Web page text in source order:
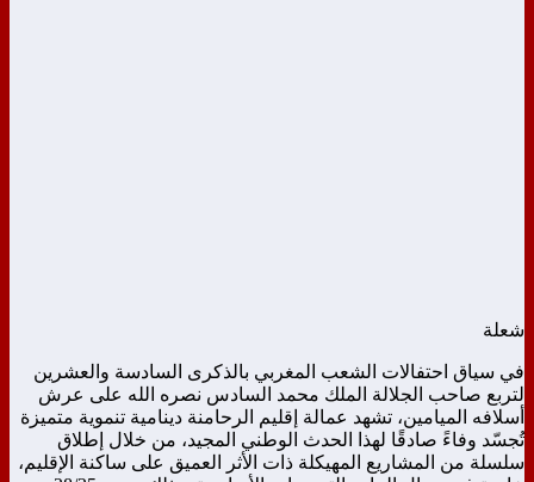
شعلة
في سياق احتفالات الشعب المغربي بالذكرى السادسة والعشرين
لتربع صاحب الجلالة الملك محمد السادس نصره الله على عرش
أسلافه الميامين، تشهد عمالة إقليم الرحامنة دينامية تنموية متميزة
تُجسّد وفاءً صادقًا لهذا الحدث الوطني المجيد، من خلال إطلاق
سلسلة من المشاريع المهيكلة ذات الأثر العميق على ساكنة الإقليم،